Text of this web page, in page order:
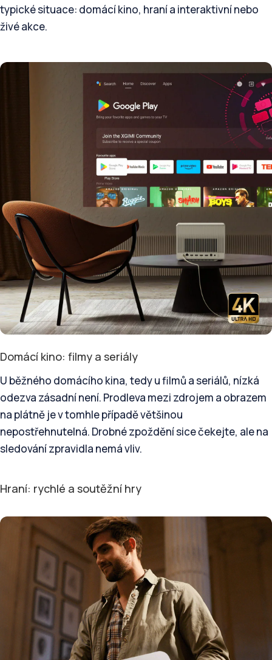
typické situace: domácí kino, hraní a interaktivní nebo
živé akce.
Domácí kino: filmy a seriály
U běžného domácího kina, tedy u filmů a seriálů, nízká
odezva zásadní není. Prodleva mezi zdrojem a obrazem
na plátně je v tomhle případě většinou
nepostřehnutelná. Drobné zpoždění sice čekejte, ale na
sledování zpravidla nemá vliv.
Hraní: rychlé a soutěžní hry